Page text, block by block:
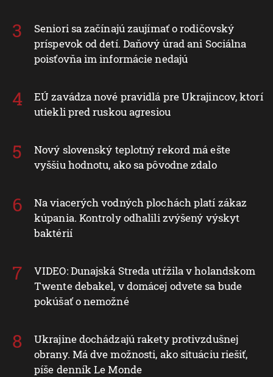
Seniori sa začínajú zaujímať o rodičovský
príspevok od detí. Daňový úrad ani Sociálna
poisťovňa im informácie nedajú
EÚ zavádza nové pravidlá pre Ukrajincov, ktorí
utiekli pred ruskou agresiou
Nový slovenský teplotný rekord má ešte
vyššiu hodnotu, ako sa pôvodne zdalo
Na viacerých vodných plochách platí zákaz
kúpania. Kontroly odhalili zvýšený výskyt
baktérií
VIDEO: Dunajská Streda utŕžila v holandskom
Twente debakel, v domácej odvete sa bude
pokúšať o nemožné
Ukrajine dochádzajú rakety protivzdušnej
obrany. Má dve možnosti, ako situáciu riešiť,
píše denník Le Monde